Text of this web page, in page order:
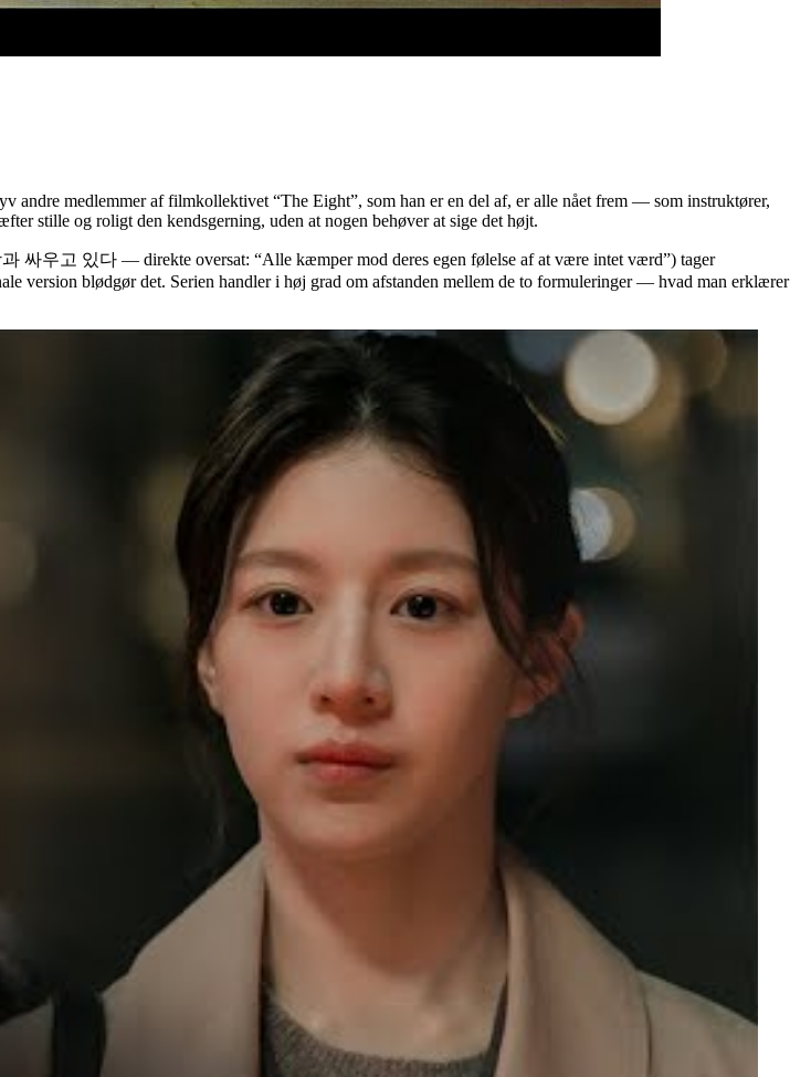
medlemmer af filmkollektivet “The Eight”, som han er en del af, er alle nået frem — som instruktører,
stille og roligt den kendsgerning, uden at nogen behøver at sige det højt.
싸우고 있다 — direkte oversat: “Alle kæmper mod deres egen følelse af at være intet værd”) tager
version blødgør det. Serien handler i høj grad om afstanden mellem de to formuleringer — hvad man erklærer